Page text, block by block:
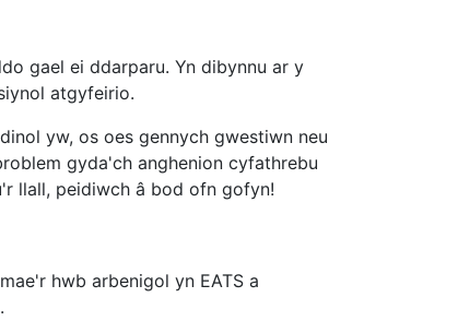
gael ei ddarparu. Yn dibynnu ar y
atgyfeirio.
yw, os oes gennych gwestiwn neu
gyda'ch anghenion cyfathrebu
llall, peidiwch â bod ofn gofyn!
hwb arbenigol yn EATS a